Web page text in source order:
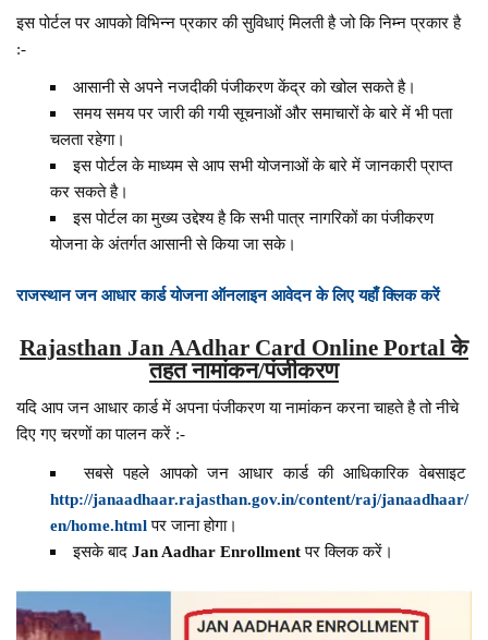
इस पोर्टल पर आपको विभिन्न प्रकार की सुविधाएं मिलती है जो कि निम्न प्रकार है
:-
आसानी से अपने नजदीकी पंजीकरण केंद्र को खोल सकते है।
समय समय पर जारी की गयी सूचनाओं और समाचारों के बारे में भी पता
चलता रहेगा।
इस पोर्टल के माध्यम से आप सभी योजनाओं के बारे में जानकारी प्राप्त
कर सकते है।
इस पोर्टल का मुख्य उद्देश्य है कि सभी पात्र नागरिकों का पंजीकरण
योजना के अंतर्गत आसानी से किया जा सके।
राजस्थान जन आधार कार्ड योजना ऑनलाइन आवेदन के लिए यहाँ क्लिक करें
Rajasthan Jan AAdhar Card Online Portal के
तहत नामांकन/पंजीकरण
यदि आप जन आधार कार्ड में अपना पंजीकरण या नामांकन करना चाहते है तो नीचे
दिए गए चरणों का पालन करें :-
सबसे पहले आपको जन आधार कार्ड की आधिकारिक वेबसाइट
http://janaadhaar.rajasthan.gov.in/content/raj/janaadhaar/
en/home.htmlपर जाना होगा।
इसके बाद Jan Aadhar Enrollmentपर क्लिक करें।